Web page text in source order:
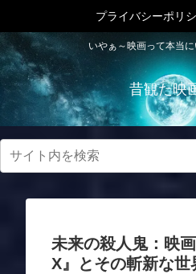
いやぁ～映画って本当に
昔観た映
プライバシーポリ
未来の殺人鬼：映
X』とその斬新な世